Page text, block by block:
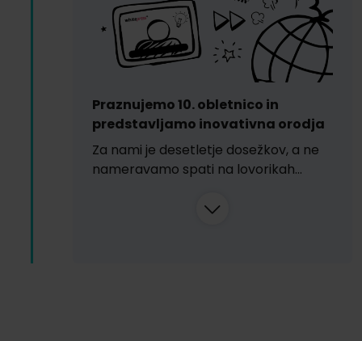
Praznujemo 10. obletnico in
predstavljamo inovativna orodja
Za nami je desetletje dosežkov, a ne
nameravamo spati na lovorikah…